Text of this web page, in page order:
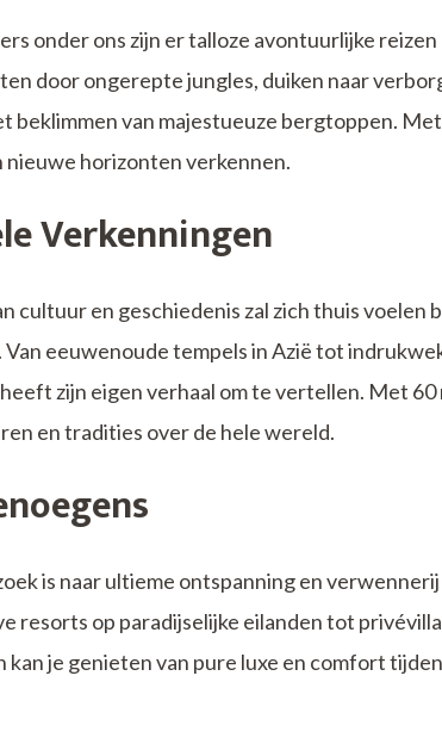
onder ons zijn er talloze avontuurlijke
door ongerepte jungles, duiken naar
beklimmen van majestueuze bergtoppen.
nieuwe horizonten verkennen.
Verkenningen
cultuur en geschiedenis zal zich thuis voelen
Van eeuwenoude tempels in Azië tot
zijn eigen verhaal om te vertellen. Met
en tradities over de hele wereld.
is naar ultieme ontspanning en
resorts op paradijselijke eilanden tot
kan je genieten van pure luxe en comfort